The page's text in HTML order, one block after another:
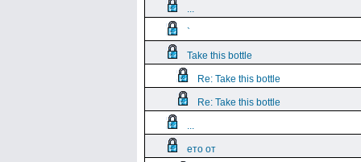
...
`
Take this bottle
Re: Take this bottle
Re: Take this bottle
...
ето от